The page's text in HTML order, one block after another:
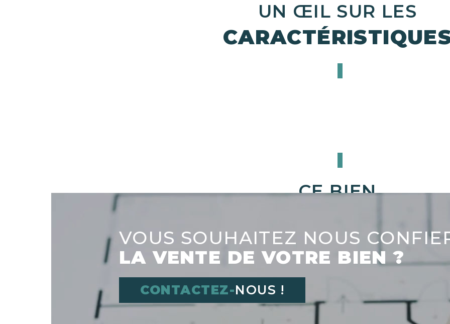
UN ŒIL SUR LES
CE BIEN
VOUS SOUHAITEZ NOUS
LA VENTE DE VOTRE BIEN ?
CONTACTEZ-NOUS !